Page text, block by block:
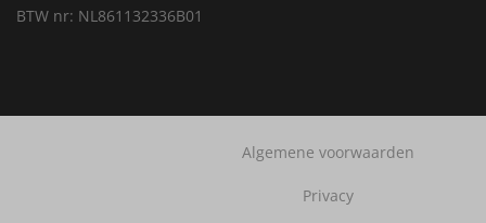
BTW nr: NL861132336B01
Algemene voorwaarden
Privacy